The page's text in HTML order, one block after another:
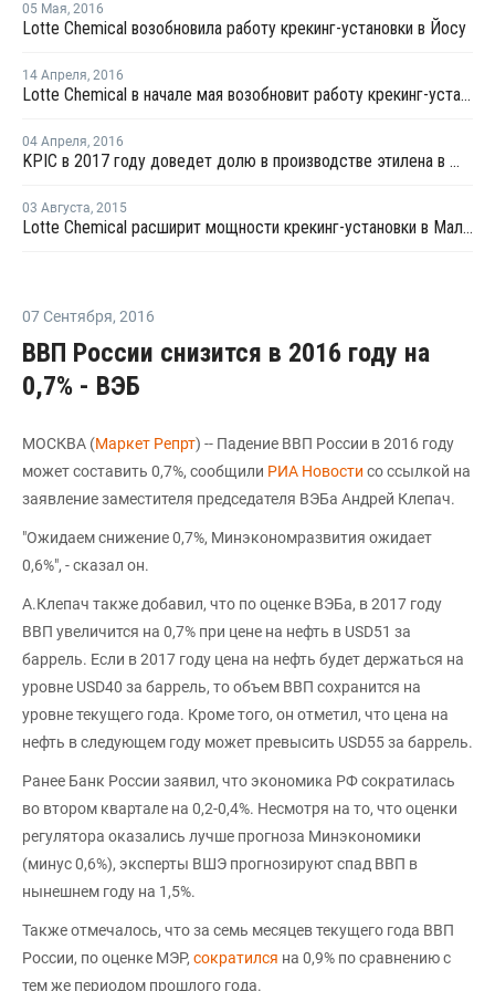
05 Мая, 2016
Lotte Chemical возобновила работу крекинг-установки в Йосу
14 Апреля, 2016
Lotte Chemical в начале мая возобновит работу крекинг-установки в Йосу
04 Апреля, 2016
KPIC в 2017 году доведет долю в производстве этилена в Южной Корее до 10%
03 Августа, 2015
Lotte Chemical расширит мощности крекинг-установки в Малайзии
07 Сентября, 2016
ВВП России снизится в 2016 году на
0,7% - ВЭБ
МОСКВА (Маркет Репрт) -- Падение ВВП России в 2016 году
может составить 0,7%, сообщили РИА Новости со ссылкой на
заявление заместителя председателя ВЭБа Андрей Клепач.
"Ожидаем снижение 0,7%, Минэкономразвития ожидает
0,6%", - сказал он.
А.Клепач также добавил, что по оценке ВЭБа, в 2017 году
ВВП увеличится на 0,7% при цене на нефть в USD51 за
баррель. Если в 2017 году цена на нефть будет держаться на
уровне USD40 за баррель, то объем ВВП сохранится на
уровне текущего года. Кроме того, он отметил, что цена на
нефть в следующем году может превысить USD55 за баррель.
Ранее Банк России заявил, что экономика РФ сократилась
во втором квартале на 0,2-0,4%. Несмотря на то, что оценки
регулятора оказались лучше прогноза Минэкономики
(минус 0,6%), эксперты ВШЭ прогнозируют спад ВВП в
нынешнем году на 1,5%.
Также отмечалось, что за семь месяцев текущего года ВВП
России, по оценке МЭР, сократился на 0,9% по сравнению с
тем же периодом прошлого года.